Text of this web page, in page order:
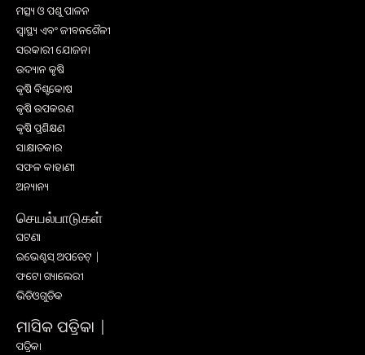
ମତ୍ସ୍ୟ ଓ ପଶୁ ପାଳନ
ସ୍ୱାସ୍ଥ୍ୟ ଏବଂ ଜୀବନଶୈଳୀ
ସରକାରୀ ଯୋଜନା
ଉଦ୍ୟାନ କୃଷି
କୃଷି ବିଶ୍ବକୋଷ
କୃଷି ଉପକରଣ
କୃଷି ପ୍ରଶିକ୍ଷଣ
ସାକ୍ଷାତକାର
ସଫଳ କାହାଣୀ
ଅନ୍ୟାନ୍ୟ
செயல்பாடுகள்
ଘଟଣା
ଇଭେଣ୍ଟସ୍ ଅପଡେଟ୍ |
ଫଟୋ ଗ୍ୟାଲେରୀ
ଭିଡିଓଗୁଡିକ
ମାସିକ ପତ୍ରିକା |
ପତ୍ରିକା